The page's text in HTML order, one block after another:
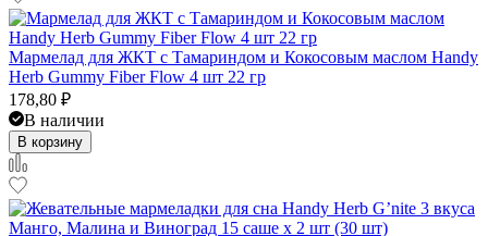
Мармелад для ЖКТ с Тамариндом и Кокосовым маслом Handy
Herb Gummy Fiber Flow 4 шт 22 гр
178,80 ₽
В наличии
В корзину